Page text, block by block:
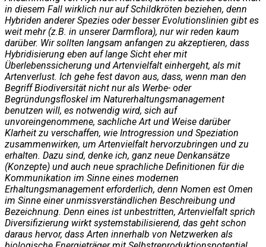
in diesem Fall wirklich nur auf Schildkröten beziehen, denn
Hybriden anderer Spezies oder besser Evolutionslinien gibt es
weit mehr (z.B. in unserer Darmflora), nur wir reden kaum
darüber. Wir sollten langsam anfangen zu akzeptieren, dass
Hybridisierung eben auf lange Sicht eher mit
Überlebenssicherung und Artenvielfalt einhergeht, als mit
Artenverlust. Ich gehe fest davon aus, dass, wenn man den
Begriff Biodiversität nicht nur als Werbe- oder
Begründungsfloskel im Naturerhaltungsmanagement
benutzen will, es notwendig wird, sich auf
unvoreingenommene, sachliche Art und Weise darüber
Klarheit zu verschaffen, wie Introgression und Speziation
zusammenwirken, um Artenvielfalt hervorzubringen und zu
erhalten. Dazu sind, denke ich, ganz neue Denkansätze
(Konzepte) und auch neue sprachliche Definitionen für die
Kommunikation im Sinne eines modernen
Erhaltungsmanagement erforderlich, denn Nomen est Omen
im Sinne einer unmissverständlichen Beschreibung und
Bezeichnung. Denn eines ist unbestritten, Artenvielfalt sprich
Diversifizierung wirkt systemstabilisierend, das geht schon
daraus hervor, dass Arten innerhalb von Netzwerken als